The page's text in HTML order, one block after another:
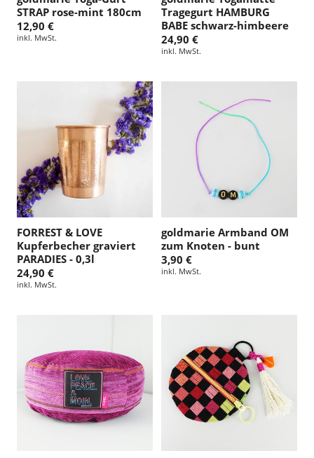
STRAP rose-mint 180cm
12,90 €
inkl. MwSt.
Tragegurt HAMBURG
BABE schwarz-himbeere
24,90 €
inkl. MwSt.
FORREST & LOVE
Kupferbecher graviert
PARADIES - 0,3l
24,90 €
inkl. MwSt.
goldmarie Armband OM
zum Knoten - bunt
3,90 €
inkl. MwSt.